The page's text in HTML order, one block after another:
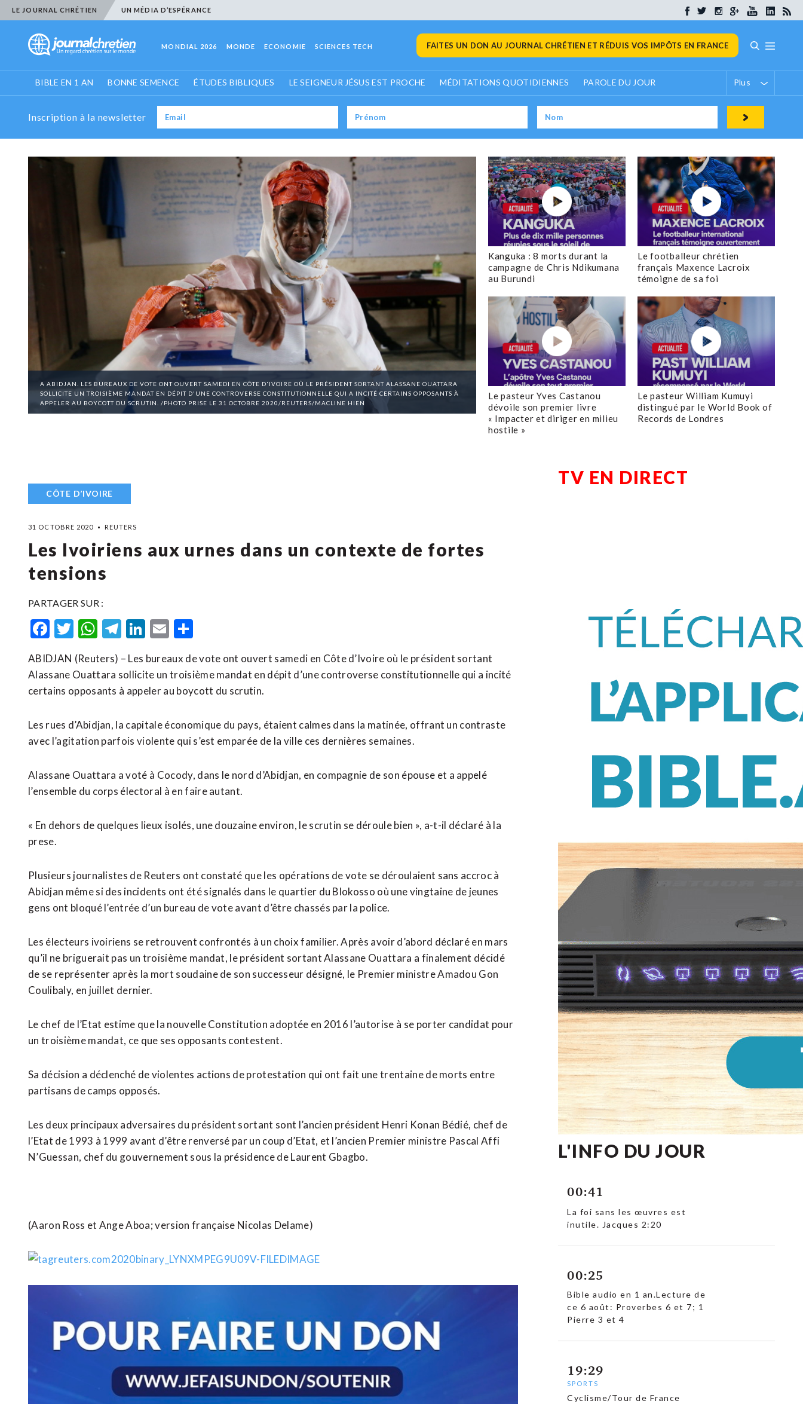
LE JOURNAL CHRÉTIEN UN MÉDIA D’ESPÉRANCE
MONDIAL 2026 MONDE ECONOMIE SCIENCES TECH FAITES UN DON AU JOURNAL CHRÉTIEN ET RÉDUIS VOS IMPÔTS EN FRANCE
BIBLE EN 1 AN BONNE SEMENCE ÉTUDES BIBLIQUES LE SEIGNEUR JÉSUS EST PROCHE MÉDITATIONS QUOTIDIENNES PAROLE DU JOUR Plus
Inscription à la newsletter
A ABIDJAN. LES BUREAUX DE VOTE ONT OUVERT SAMEDI EN CÔTE D'IVOIRE OÙ LE PRÉSIDENT SORTANT ALASSANE OUATTARA
SOLLICITE UN TROISIÈME MANDAT EN DÉPIT D'UNE CONTROVERSE CONSTITUTIONNELLE QUI A INCITÉ CERTAINS OPPOSANTS À
APPELER AU BOYCOTT DU SCRUTIN. /PHOTO PRISE LE 31 OCTOBRE 2020/REUTERS/MACLINE HIEN
Kanguka : 8 morts durant la
campagne de Chris Ndikumana
au Burundi
Le footballeur chrétien
français Maxence Lacroix
témoigne de sa foi
Le pasteur Yves Castanou
dévoile son premier livre
« Impacter et diriger en milieu
hostile »
Le pasteur William Kumuyi
distingué par le World Book of
Records de Londres
CÔTE D’IVOIRE
31 OCTOBRE 2020 REUTERS
Les Ivoiriens aux urnes dans un contexte de fortes
tensions
PARTAGER SUR :
Facebook
Twitter
WhatsApp
Telegram
LinkedIn
Email
ABIDJAN (Reuters) – Les bureaux de vote ont ouvert samedi en Côte d’Ivoire où le président sortant
Alassane Ouattara sollicite un troisième mandat en dépit d’une controverse constitutionnelle qui a incité
certains opposants à appeler au boycott du scrutin.
Les rues d’Abidjan, la capitale économique du pays, étaient calmes dans la matinée, offrant un contraste
avec l’agitation parfois violente qui s’est emparée de la ville ces dernières semaines.
Alassane Ouattara a voté à Cocody, dans le nord d’Abidjan, en compagnie de son épouse et a appelé
l’ensemble du corps électoral à en faire autant.
« En dehors de quelques lieux isolés, une douzaine environ, le scrutin se déroule bien », a-t-il déclaré à la
prese.
Plusieurs journalistes de Reuters ont constaté que les opérations de vote se déroulaient sans accroc à
Abidjan même si des incidents ont été signalés dans le quartier du Blokosso où une vingtaine de jeunes
gens ont bloqué l’entrée d’un bureau de vote avant d’être chassés par la police.
Les électeurs ivoiriens se retrouvent confrontés à un choix familier. Après avoir d’abord déclaré en mars
qu’il ne briguerait pas un troisième mandat, le président sortant Alassane Ouattara a finalement décidé
de se représenter après la mort soudaine de son successeur désigné, le Premier ministre Amadou Gon
Coulibaly, en juillet dernier.
Le chef de l’Etat estime que la nouvelle Constitution adoptée en 2016 l’autorise à se porter candidat pour
un troisième mandat, ce que ses opposants contestent.
Sa décision a déclenché de violentes actions de protestation qui ont fait une trentaine de morts entre
partisans de camps opposés.
Les deux principaux adversaires du président sortant sont l’ancien président Henri Konan Bédié, chef de
l’Etat de 1993 à 1999 avant d’être renversé par un coup d’Etat, et l’ancien Premier ministre Pascal Affi
N’Guessan, chef du gouvernement sous la présidence de Laurent Gbagbo.
(Aaron Ross et Ange Aboa; version française Nicolas Delame)
TV EN DIRECT
L'INFO DU JOUR
00:41
La foi sans les œuvres est
inutile. Jacques 2:20
00:25
Bible audio en 1 an.Lecture de
ce 6 août: Proverbes 6 et 7; 1
Pierre 3 et 4
19:29
SPORTS
Cyclisme/Tour de France